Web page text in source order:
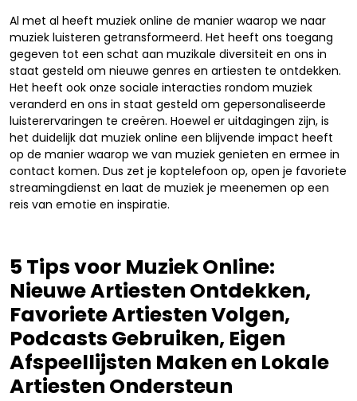
Al met al heeft muziek online de manier waarop we naar
muziek luisteren getransformeerd. Het heeft ons toegang
gegeven tot een schat aan muzikale diversiteit en ons in
staat gesteld om nieuwe genres en artiesten te ontdekken.
Het heeft ook onze sociale interacties rondom muziek
veranderd en ons in staat gesteld om gepersonaliseerde
luisterervaringen te creëren. Hoewel er uitdagingen zijn, is
het duidelijk dat muziek online een blijvende impact heeft
op de manier waarop we van muziek genieten en ermee in
contact komen. Dus zet je koptelefoon op, open je favoriete
streamingdienst en laat de muziek je meenemen op een
reis van emotie en inspiratie.
5 Tips voor Muziek Online:
Nieuwe Artiesten Ontdekken,
Favoriete Artiesten Volgen,
Podcasts Gebruiken, Eigen
Afspeellijsten Maken en Lokale
Artiesten Ondersteun